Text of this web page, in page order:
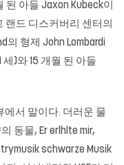
된 아들 Jaxon Kubeck이
랜드 디스커버리 센터의
의 형제 John Lombardi
세)와 15 개월 된 아들
에서 말이다. 더러운 물
동물, Er erlhlte mir,
schwarze Musik